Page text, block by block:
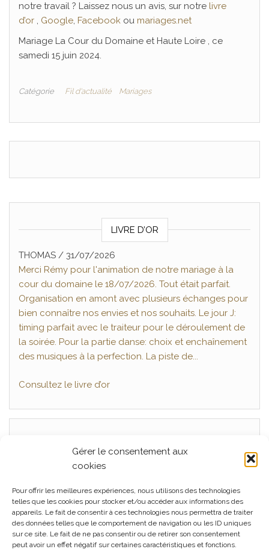
Gérer le consentement aux
cookies
Pour offrir les meilleures expériences, nous utilisons des technologies
telles que les cookies pour stocker et/ou accéder aux informations des
appareils. Le fait de consentir à ces technologies nous permettra de traiter
des données telles que le comportement de navigation ou les ID uniques
sur ce site. Le fait de ne pas consentir ou de retirer son consentement
peut avoir un effet négatif sur certaines caractéristiques et fonctions.
notre travail ? Laissez nous un avis, sur notre livre
d’or , Google, Facebook ou mariages.net
Mariage La Cour du Domaine et Haute Loire , ce
samedi 15 juin 2024.
Catégorie Fil d'actualité Mariages
LIVRE D’OR
THOMAS / 31/07/2026
Merci Rémy pour l'animation de notre mariage à la
cour du domaine le 18/07/2026. Tout était parfait.
Organisation en amont avec plusieurs échanges pour
bien connaître nos envies et nos souhaits. Le jour J:
timing parfait avec le traiteur pour le déroulement de
la soirée. Pour la partie danse: choix et enchaînement
des musiques à la perfection. La piste de...
Nicolas Pommier/16/07/2026
Magnifique prestation de Rémy de Rythm'animation,
nous l'avons choisi pour notre mariage et notre
cérémonie laïque. Quelle bonheur de partager ses
moments avec une telle qualité de prestation . Tout
était parfait du début à la fin, très professionnel, a
l'écoute et surtout de très bon conseils pour un
mariage réussi. En un mot BRAVO !!! Je recommande a
Articles récents
Mariage La Cour du Domaine, Juin 2026
Mariage L’orangerie à Cleppé, Juin 2026
Mariage, La Ferme Seigne, Panissières Mai 2026